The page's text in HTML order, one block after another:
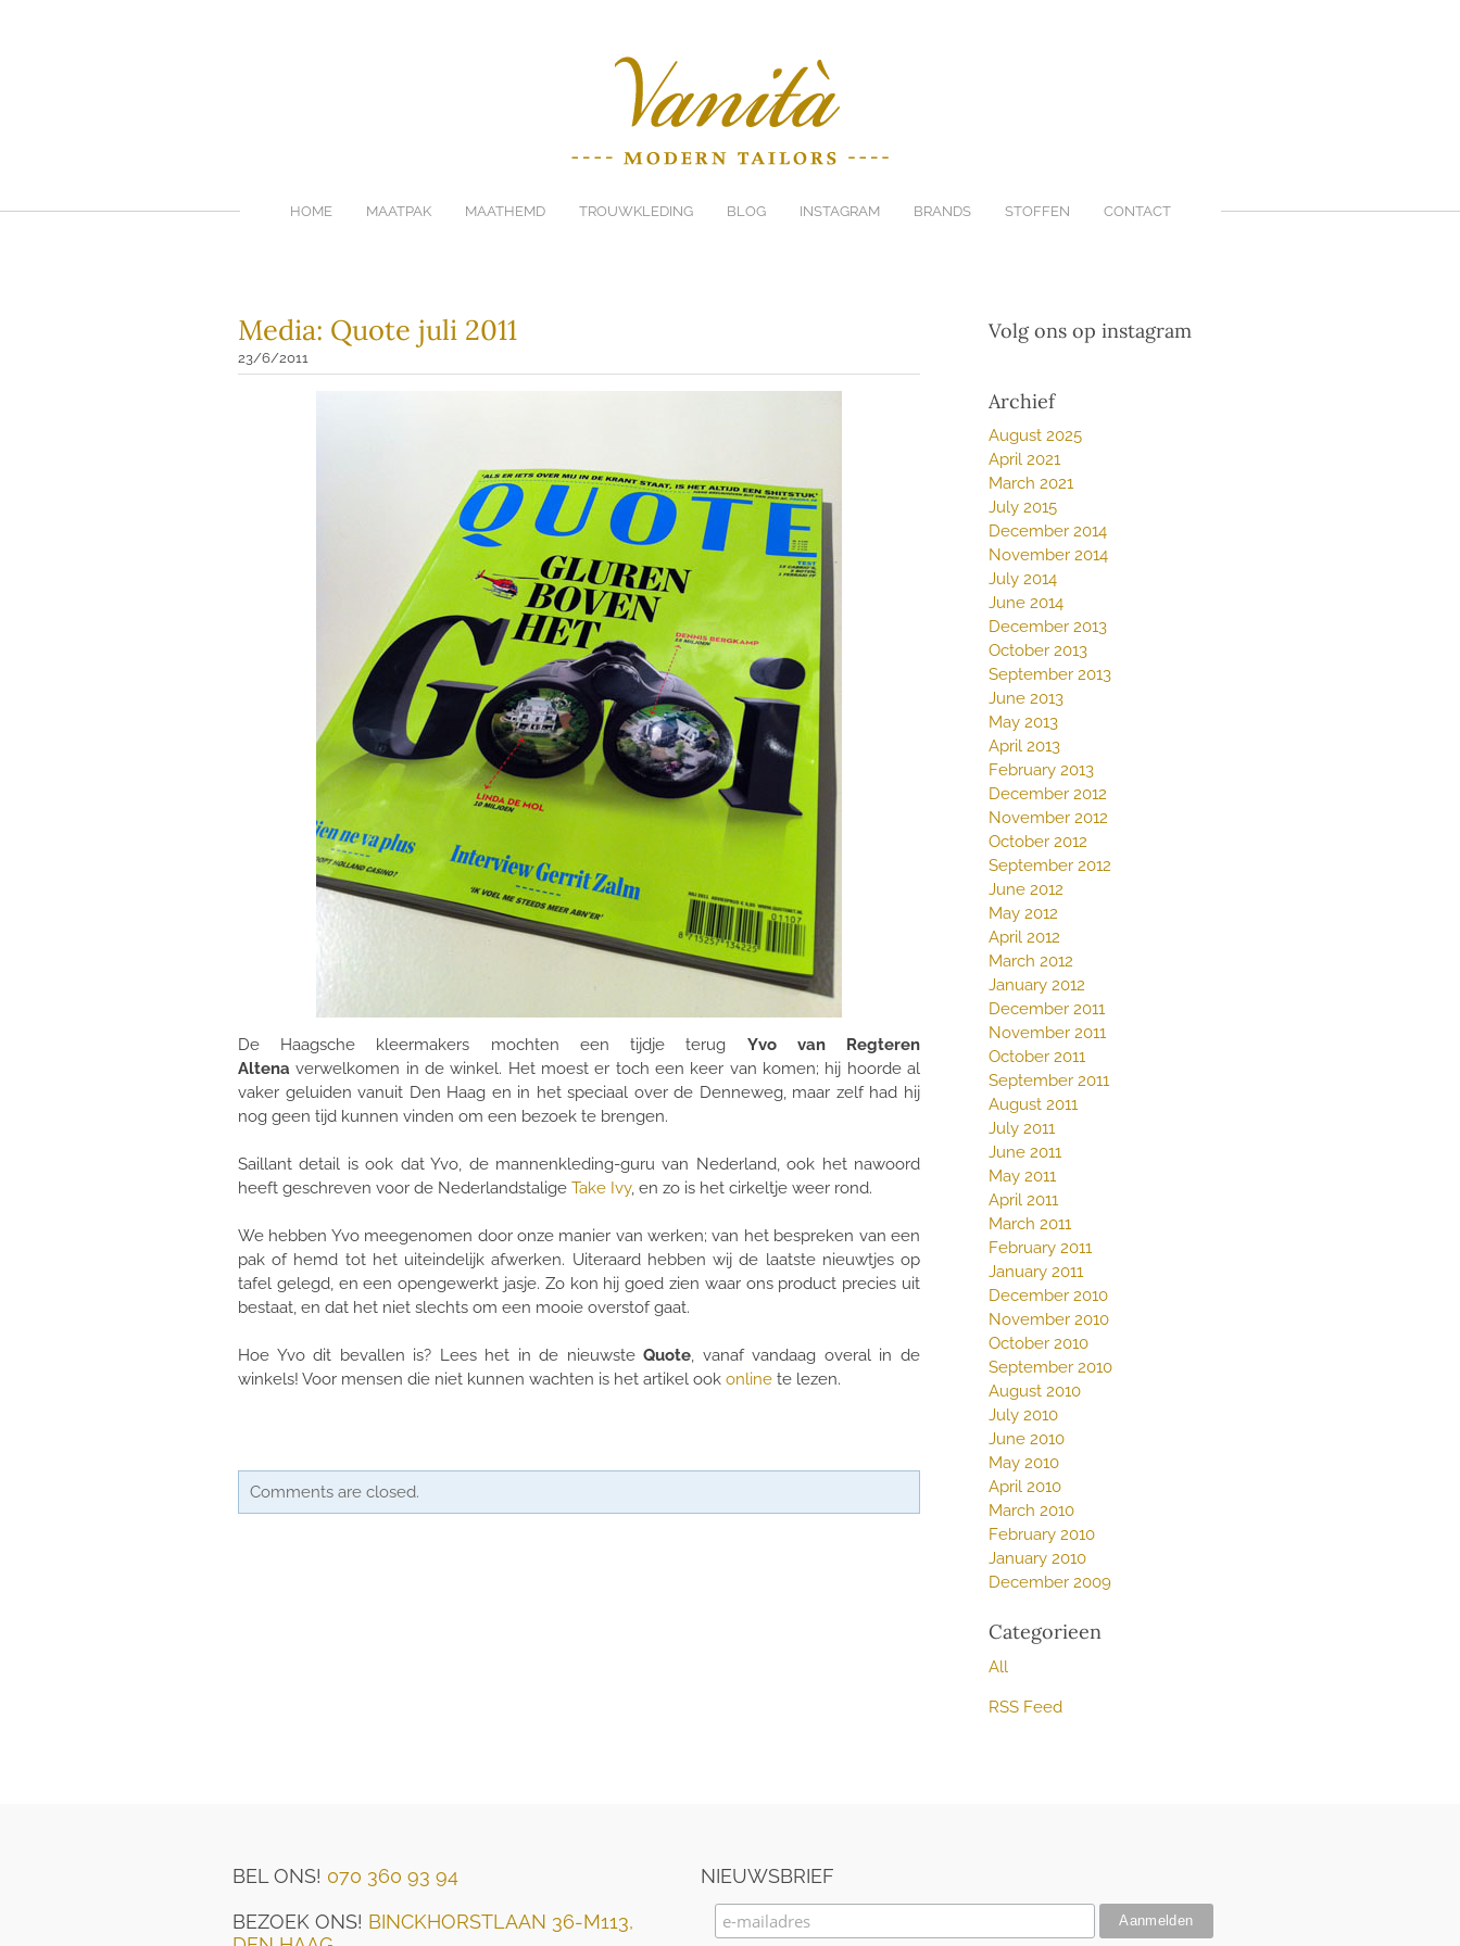
HOME MAATPAK MAATHEMD TROUWKLEDING BLOG INSTAGRAM BRANDS STOFFEN CONTACT
Media: Quote juli 2011
23/6/2011
De Haagsche kleermakers mochten een tijdje terug Yvo van Regteren
Altena verwelkomen in de winkel. Het moest er toch een keer van komen; hij hoorde al
vaker geluiden vanuit Den Haag en in het speciaal over de Denneweg, maar zelf had hij
nog geen tijd kunnen vinden om een bezoek te brengen.
Saillant detail is ook dat Yvo, de mannenkleding-guru van Nederland, ook het nawoord
heeft geschreven voor de Nederlandstalige Take Ivy, en zo is het cirkeltje weer rond.
We hebben Yvo meegenomen door onze manier van werken; van het bespreken van een
pak of hemd tot het uiteindelijk afwerken. Uiteraard hebben wij de laatste nieuwtjes op
tafel gelegd, en een opengewerkt jasje. Zo kon hij goed zien waar ons product precies uit
bestaat, en dat het niet slechts om een mooie overstof gaat.
Hoe Yvo dit bevallen is? Lees het in de nieuwsteQuote, vanaf vandaag overal in de
winkels! Voor mensen die niet kunnen wachten is het artikel ook online te lezen.
Comments are closed.
Volg ons op instagram
Archief
August 2025
April 2021
March 2021
July 2015
December 2014
November 2014
July 2014
June 2014
December 2013
October 2013
September 2013
June 2013
May 2013
April 2013
February 2013
December 2012
November 2012
October 2012
September 2012
June 2012
May 2012
April 2012
March 2012
January 2012
December 2011
November 2011
October 2011
September 2011
August 2011
July 2011
June 2011
May 2011
April 2011
March 2011
February 2011
January 2011
December 2010
November 2010
October 2010
September 2010
August 2010
July 2010
June 2010
May 2010
April 2010
March 2010
February 2010
January 2010
December 2009
Categorieen
All
RSS Feed
BEL ONS! 070 360 93 94
BEZOEK ONS! BINCKHORSTLAAN 36-M113,
NIEUWSBRIEF